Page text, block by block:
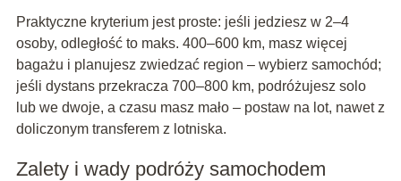
Praktyczne kryterium jest proste: jeśli jedziesz w 2–4
osoby, odległość to maks. 400–600 km, masz więcej
bagażu i planujesz zwiedzać region – wybierz samochód;
jeśli dystans przekracza 700–800 km, podróżujesz solo
lub we dwoje, a czasu masz mało – postaw na lot, nawet z
doliczonym transferem z lotniska.
Zalety i wady podróży samochodem